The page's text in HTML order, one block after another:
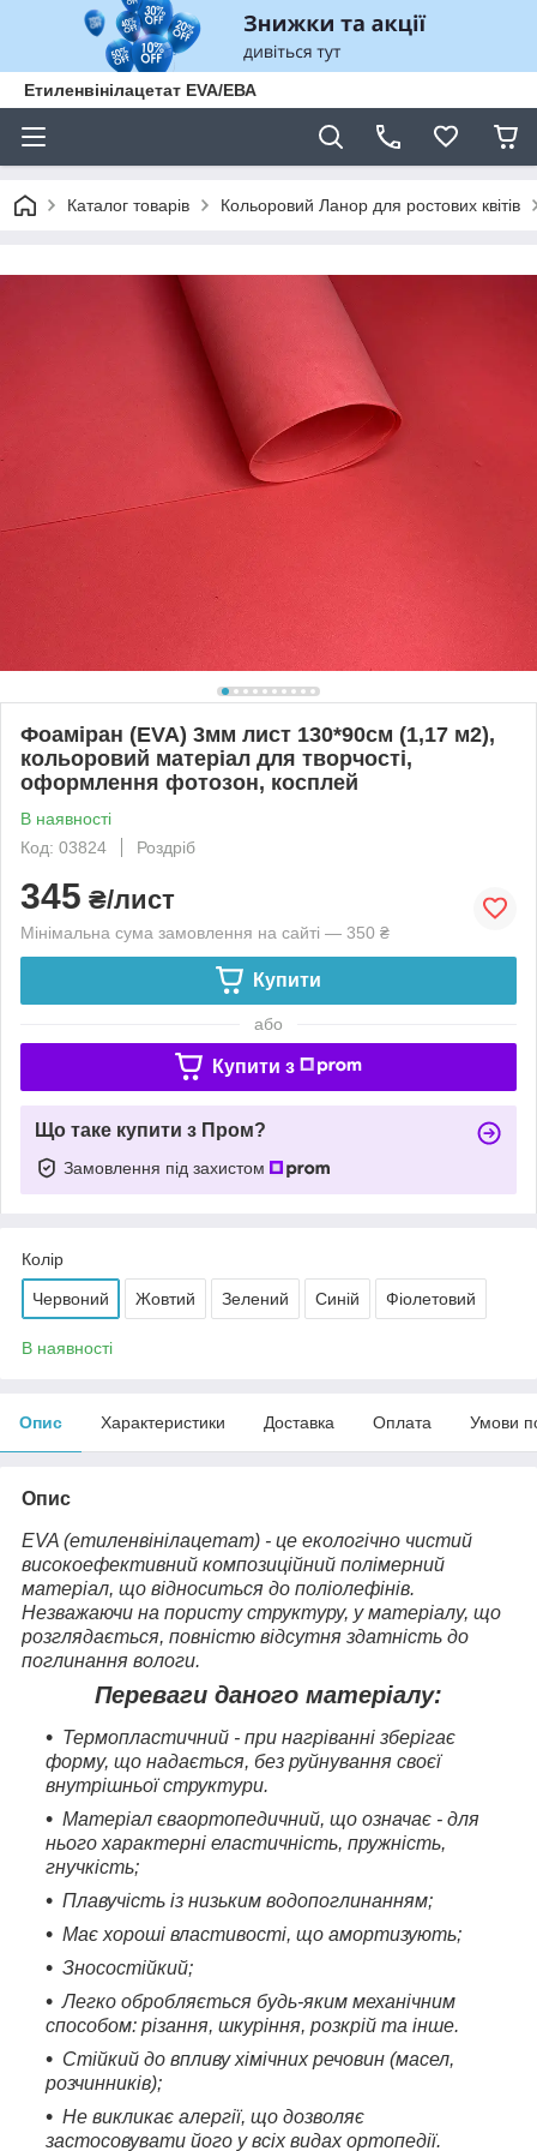
Етиленвінілацетат EVA/ЕВА
Каталог товарів Кольоровий Ланор для ростових квітів
Фоаміран (EVA) 3мм лист 130*90см (1,17 м2),
кольоровий матеріал для творчості,
оформлення фотозон, косплей
В наявності
Код: 03824
Роздріб
345 ₴/лист
Мінімальна сума замовлення на сайті — 350 ₴
Купити
або
Купити з
Що таке купити з Пром?
Замовлення під захистом
Колір
Червоний Жовтий Зелений Синій Фіолетовий
В наявності
Опис Характеристики Доставка Оплата Умови
Опис
EVA (етиленвінілацетат) - це екологічно чистий
високоефективний композиційний полімерний
матеріал, що відноситься до поліолефінів.
Незважаючи на пористу структуру, у матеріалу, що
розглядається, повністю відсутня здатність до
поглинання вологи.
Переваги даного матеріалу:
Термопластичний - при нагріванні зберігає
форму, що надається, без руйнування своєї
внутрішньої структури.
Матеріал єваортопедичний, що означає - для
нього характерні еластичність, пружність,
гнучкість;
Плавучість із низьким водопоглинанням;
Має хороші властивості, що амортизують;
Зносостійкий;
Легко обробляється будь-яким механічним
способом: різання, шкуріння, розкрій та інше.
Стійкий до впливу хімічних речовин (масел,
розчинників);
Не викликає алергії, що дозволяє
застосовувати його у всіх видах ортопедії.